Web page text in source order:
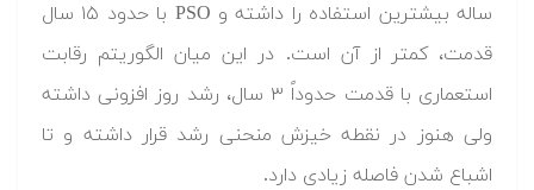
ساله بیشترین استفاده را داشته و PSO با حدود ۱۵ سال
قدمت، کمتر از آن است. در این میان الگوریتم رقابت
استعماری با قدمت حدوداً ۳ سال، رشد روز افزونی داشته
ولی هنوز در نقطه خیزش منحنی رشد قرار داشته و تا
اشباع شدن فاصله زیادی دارد.